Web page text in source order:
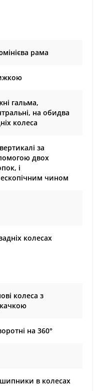
рама
гальма,
на обидва
колеса
за
двох
і
чином
колесах
колеса з
на 360°
в колесах